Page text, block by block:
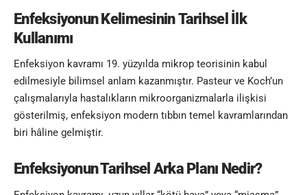
Enfeksiyonun KelimesininTarihsel İlk
Kullanımı
Enfeksiyon kavramı 19. yüzyılda mikrop teorisinin kabul
edilmesiyle bilimsel anlam kazanmıştır. Pasteur ve Koch’un
çalışmalarıyla hastalıkların mikroorganizmalarla ilişkisi
gösterilmiş, enfeksiyon modern tıbbın temel kavramlarından
biri hâline gelmiştir.
Enfeksiyonun Tarihsel Arka Planı Nedir?